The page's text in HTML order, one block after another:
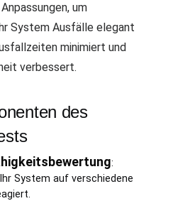
um
System Ausfälle elegant
minimiert und
verbessert.
des
:
System auf verschiedene